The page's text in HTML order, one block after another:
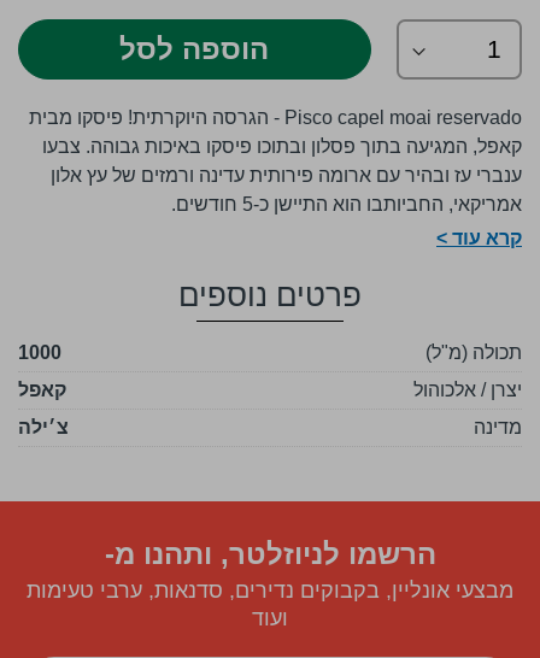
תמונות
הוספה לסל
Pisco capel moai reservado - הגרסה היוקרתית! פיסקו מבית
קאפל, המגיעה בתוך פסלון ובתוכו פיסקו באיכות גבוהה. צבעו
ענברי עז ובהיר עם ארומה פירותית עדינה ורמזים של עץ אלון
אמריקאי, החביותבו הוא התיישן כ-5 חודשים.
הגדולה והמוכרת ביותר בתחום הפיסקו בעולם. הפיסקו הוא
אלכוהול מזוקק מענבים והוא האלכוהול הלאומי של צ'ילה ופרו
פיסקו היא הרוח הלאומית של צ'ילה. מוצרי הפיסקו של קאפל
קרא עוד >
פרטים נוספים
תכולה (מ"ל)
1000
יצרן / אלכוהול
קאפל
מדינה
צ׳ילה
הרשמו לניוזלטר, ותהנו מ-
מבצעי אונליין, בקבוקים נדירים, סדנאות, ערבי טעימות
ועוד